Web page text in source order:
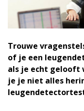
Trouwe
of je een
als je echt gelooft
je je niet alles